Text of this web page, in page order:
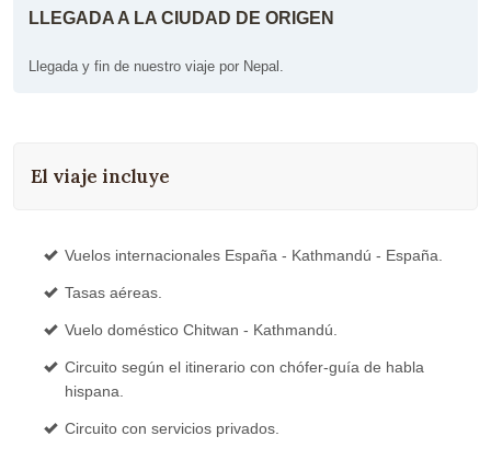
LLEGADA A LA CIUDAD DE ORIGEN
Llegada y fin de nuestro viaje por Nepal.
El viaje incluye
Vuelos internacionales España - Kathmandú - España.
Tasas aéreas.
Vuelo doméstico Chitwan - Kathmandú.
Circuito según el itinerario con chófer-guía de habla
hispana.
Circuito con servicios privados.